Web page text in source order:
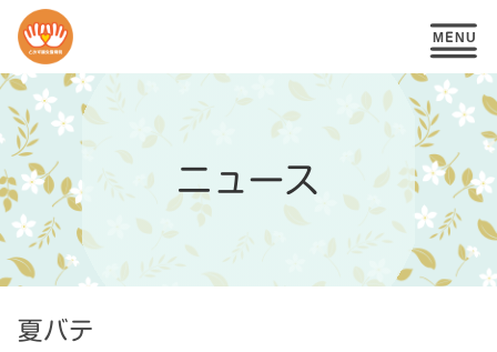
コ
ン
テ
ン
ツ
へ
ニュース
夏バテ